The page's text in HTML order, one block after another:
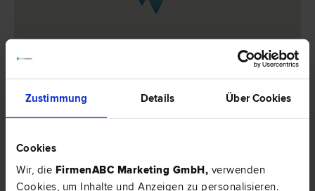
Zustimmung Details Über Cookies
Cookies
Wir, die FirmenABC Marketing GmbH, verwenden
Cookies, um Inhalte und Anzeigen zu personalisieren.
3 Anwälte -Italienisch in Imst